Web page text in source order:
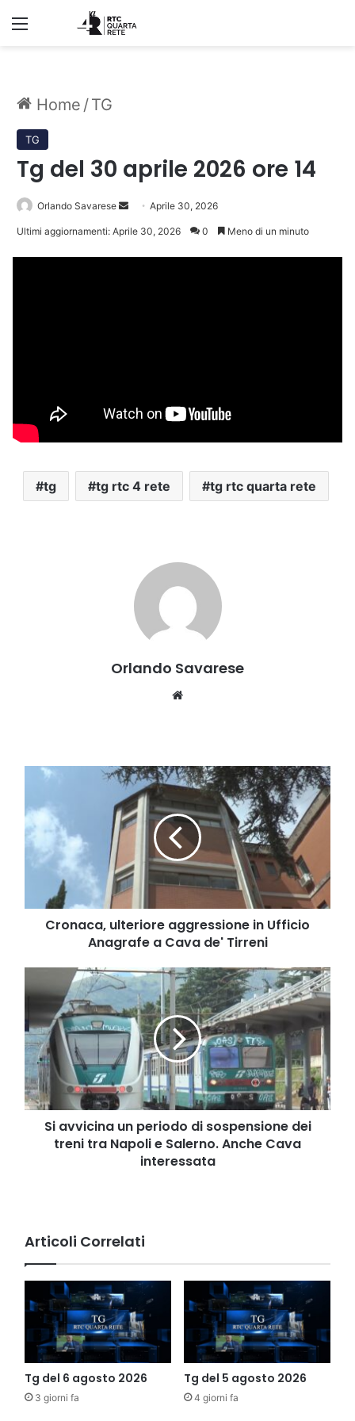
Menu
Home /TG
TG
Tg del 30 aprile 2026 ore 14
Orlando Savarese
Invia Aprile 30, 2026
Ultimi aggiornamenti: Aprile 30, 2026 0 Meno di un minuto
tg tg rtc 4 rete tg rtc quarta rete
Orlando Savarese
Cronaca,
aggressione
in
Ufficio
Anagrafe
Cava
de'
Tirreni
Cronaca, ulteriore aggressione in Ufficio
Anagrafe a Cava de' Tirreni
avvicina
periodo
di
sospensione
dei
treni
tra
Napoli
Si avvicina un periodo di sospensione dei
treni tra Napoli e Salerno. Anche Cava
interessata
Articoli Correlati
Tg del 6 agosto 2026
3 giorni fa
Tg del 5 agosto 2026
4 giorni fa